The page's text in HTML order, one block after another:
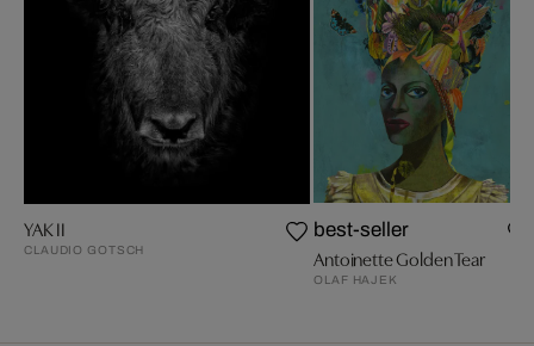
YAK II
CLAUDIO GOTSCH
best-seller
Antoinette Golden Tear
OLAF HAJEK